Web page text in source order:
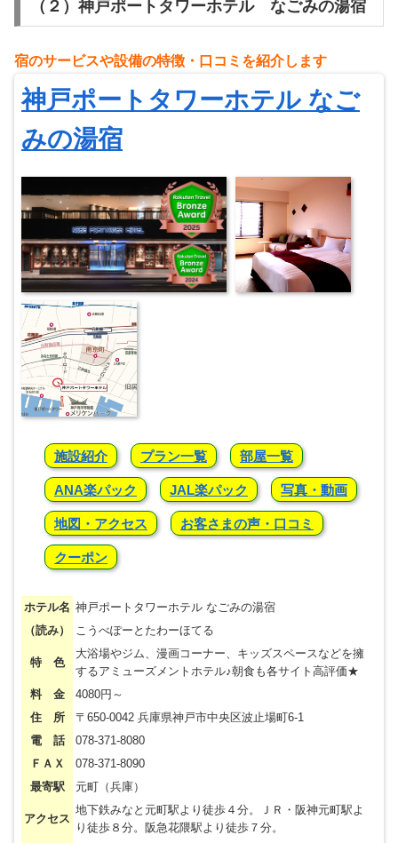
（２）神戸ポートタワーホテル なごみの湯宿
宿のサービスや設備の特徴・ ⼝ コミを紹介します
神戸ポートタワーホテル なご
みの湯宿
施設紹介 プラン一覧 部屋一覧
ANA楽パック JAL楽パック 写真・動画
地図・アクセス お客さまの声・口コミ
クーポン
ホテル名 神戸ポートタワーホテル なごみの湯宿
（読み）
こうべぽーとたわーほてる
特 色
大浴場やジム、漫画コーナー、キッズスペースなどを擁
するアミューズメントホテル♪朝食も各サイト高評価★
料 金
4080円～
住 所
〒650-0042 兵庫県神戸市中央区波止場町6-1
電 話
078-371-8080
ＦＡＸ
078-371-8090
最寄駅
元町（兵庫）
アクセス
地下鉄みなと元町駅より徒歩４分。ＪＲ・阪神元町駅よ
り徒歩８分。阪急花隈駅より徒歩７分。